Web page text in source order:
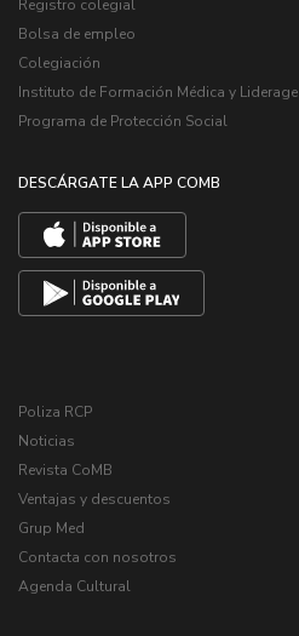
Registro colegial
Bolsa de empleo
Colegiación
Instituto de Formación Médica y Liderage
Programa de Protección Social
DESCÁRGATE LA APP COMB
Poliza RCP
Noticias
Revista CoMB
Ventajas y descuentos
Grup Med
Contacta con nosotros
Agenda Cultural